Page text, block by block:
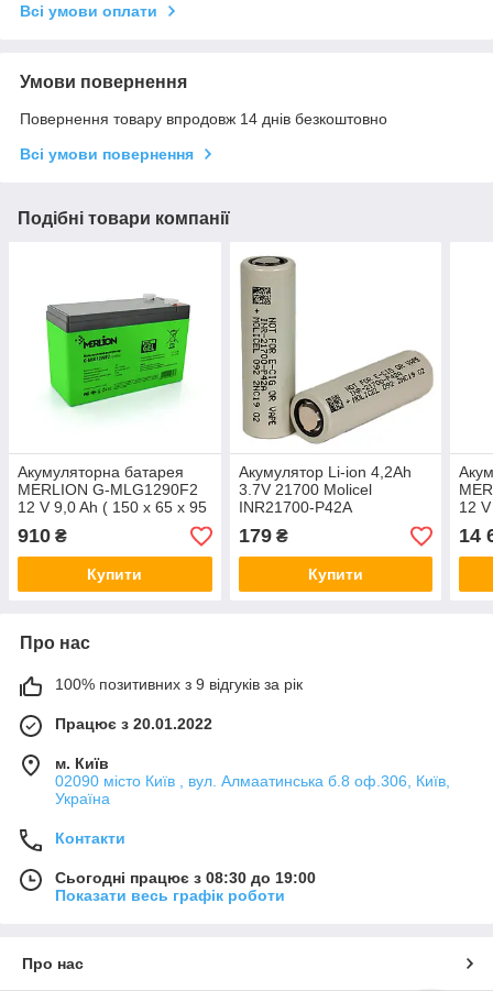
Всі умови оплати
Умови повернення
Повернення товару впродовж 14 днів безкоштовно
Всі умови повернення
Подібні товари компанії
Акумуляторна батарея
MERLION G-MLG1290F2
12 V 9,0 Ah ( 150 x 65 x 95
(100) ), 2.4 kg Green
Q10/420
910 ₴
Купити
Акумулятор Li-ion 4,2Ah
3.7V 21700 Molicel
INR21700-P42A
179₴
Купити
12
),
14
Про нас
100% позитивних з 9 відгуків за рік
Працює з 20.01.2022
м. Київ
02090 місто Київ , вул. Алмаатинська б.8 оф.306, Київ,
Україна
Контакти
Сьогодні працює з 08:30 до 19:00
Показати весь графік роботи
Про нас